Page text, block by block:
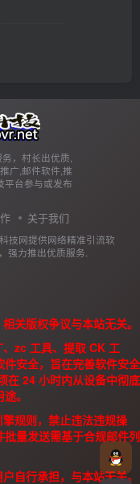
，村长出优质,
广,邮件软件,推
平台参与或发布
关于我们
技网提供网络精准引流软
强力推出优质服务.
关版权争议与本站无关。
zc 工具、提取 CK 工
安全，旨在完善软件安全
在 24 小时内从设备中彻底
。
规则，禁止违法违规操
量发送需基于合规邮件列
自行承担，与本站无关。